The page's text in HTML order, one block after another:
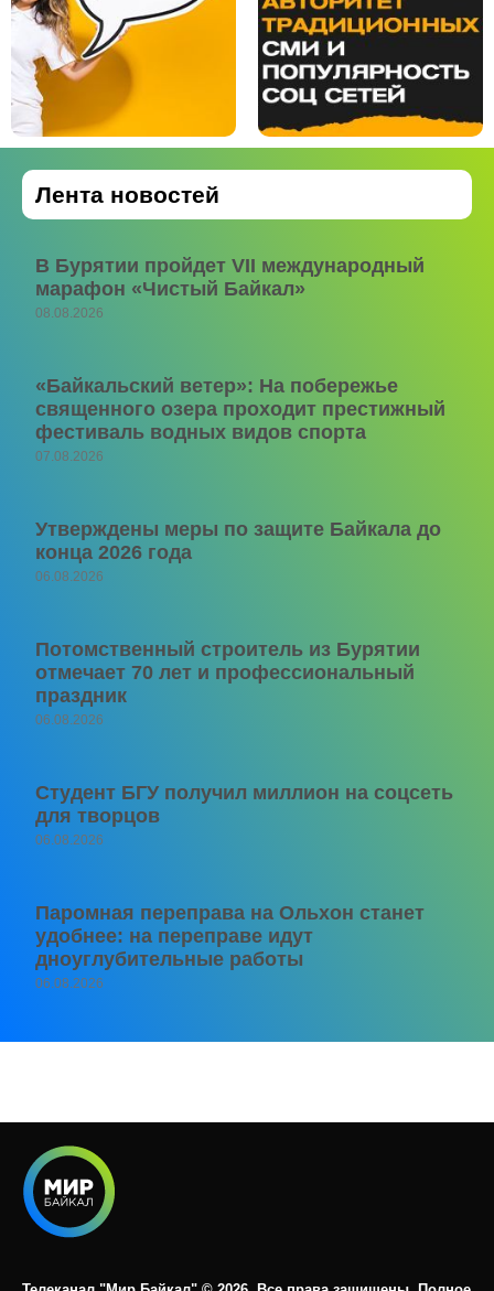
Лента новостей
В Бурятии пройдет VII международный
марафон «Чистый Байкал»
08.08.2026
«Байкальский ветер»: На побережье
священного озера проходит престижный
фестиваль водных видов спорта
07.08.2026
Утверждены меры по защите Байкала до
конца 2026 года
06.08.2026
Потомственный строитель из Бурятии
отмечает 70 лет и профессиональный
праздник
06.08.2026
Студент БГУ получил миллион на соцсеть
для творцов
06.08.2026
Паромная переправа на Ольхон станет
удобнее: на переправе идут
дноуглубительные работы
06.08.2026